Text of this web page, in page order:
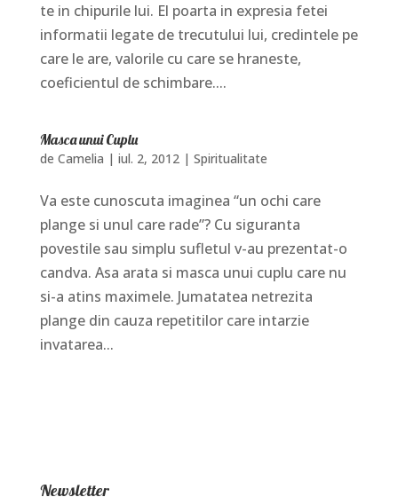
te in chipurile lui. El poarta in expresia fetei
informatii legate de trecutului lui, credintele pe
care le are, valorile cu care se hraneste,
coeficientul de schimbare....
Masca unui Cuplu
de Camelia | iul. 2, 2012| Spiritualitate
Va este cunoscuta imaginea “un ochi care
plange si unul care rade”? Cu siguranta
povestile sau simplu sufletul v-au prezentat-o
candva. Asa arata si masca unui cuplu care nu
si-a atins maximele. Jumatatea netrezita
plange din cauza repetitilor care intarzie
invatarea...
Newsletter